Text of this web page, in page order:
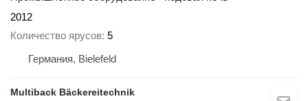
2012
Количество ярусов 5
Германия, Bielefeld
Multiback Bäckereitechnik